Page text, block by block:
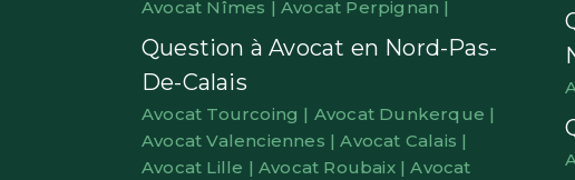
Avocat Nîmes | Avocat Perpignan |
Question à Avocat en Nord-Pas-
De-Calais
Avocat Tourcoing | Avocat Dunkerque |
Avocat Valenciennes |Avocat Calais |
Avocat Lille | Avocat Roubaix |Avocat